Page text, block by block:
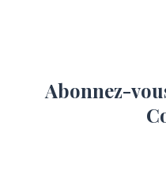
Abonnez-